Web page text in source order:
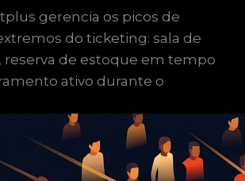
gerencia os picos de
do ticketing: sala de
reserva de estoque em tempo
ativo durante o